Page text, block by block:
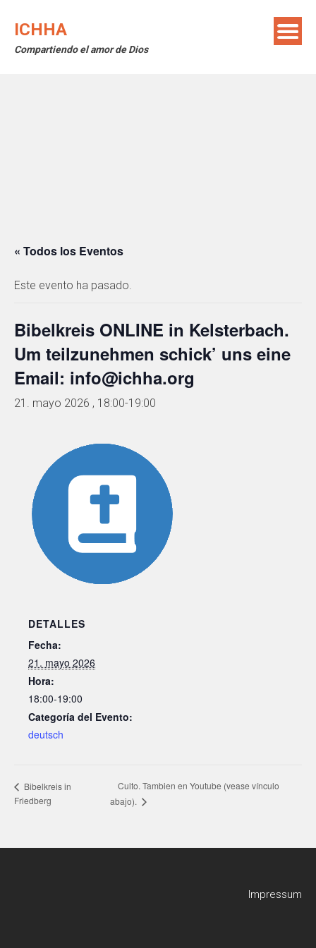
ICHHA
Compartiendo el amor de Dios
« Todos los Eventos
Este evento ha pasado.
Bibelkreis ONLINE in Kelsterbach.
Um teilzunehmen schick’ uns eine
Email: info@ichha.org
21. mayo 2026 , 18:00-19:00
DETALLES
Fecha:
21. mayo 2026
Hora:
18:00-19:00
Categoría del Evento:
deutsch
Bibelkreis in
Friedberg
Culto. Tambien en Youtube (vease vínculo
abajo).
Impressum